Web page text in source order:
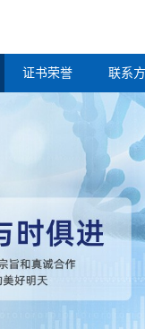
证书荣誉 联系